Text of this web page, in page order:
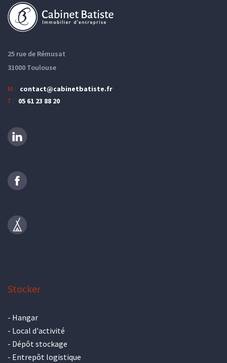
25 rue de Rémusat
31000 Toulouse
M : contact@cabinetbatiste.fr
T : 05 61 23 88 20
Stocker
- Hangar
- Local d'activité
- Dépôt stockage
- Entrepôt logistique